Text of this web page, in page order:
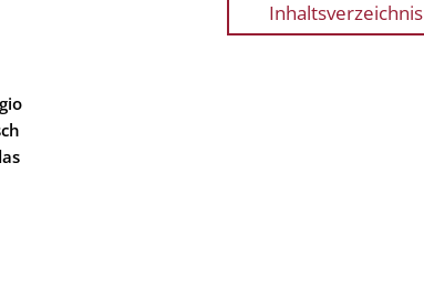
Inhaltsverzeichnis